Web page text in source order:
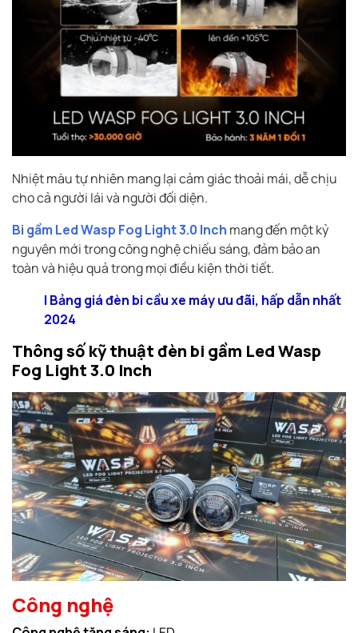
Nhiệt màu tự nhiên mang lại cảm giác thoải mái, dễ chịu
cho cả người lái và người đối diện.
Bi gầm Led Wasp Fog Light 3.0 Inch mang đến một kỷ
nguyên mới trong công nghệ chiếu sáng, đảm bảo an
toàn và hiệu quả trong mọi điều kiện thời tiết.
| Bảng giá đèn bi cầu xe máy ưu đãi, hấp dẫn nhất
2024
Thông số kỹ thuật đèn bi gầm Led Wasp
Fog Light 3.0 Inch
Công nghệ